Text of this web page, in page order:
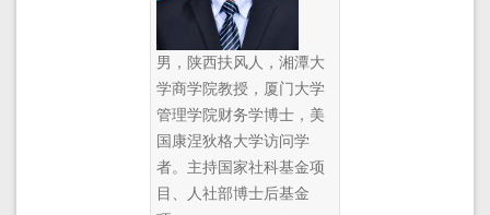
男，陕西扶风人，湘潭大
学商学院教授，厦门大学
管理学院财务学博士，美
国康涅狄格大学访问学
者。主持国家社科基金项
目、人社部博士后基金